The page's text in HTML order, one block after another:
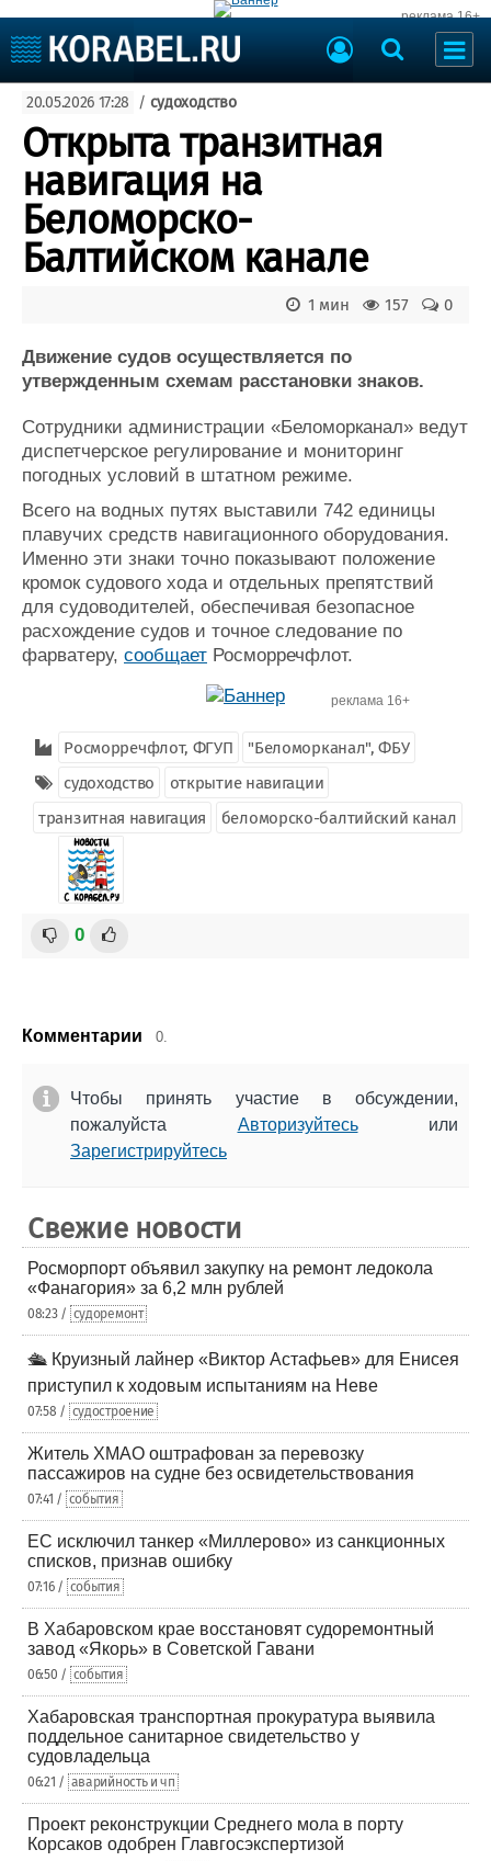
реклама 16+
Судоходство
Судоремонт
События
Пресс-релизы
Порты
Рыболовство
ВМФ
Образование
Яхты и катера
Еще
Пульс
Новости
Репутация
Работа
Крюинг
Журнал
Реклама
Доска объявлений
Продажа флота
Изделия
Материалы
Услуги
Конференции
Выставки и семинары
Личности
Флот
Галерея флота
Форум
Все службы
20.05.2026 17:28 / судоходство
Открыта транзитная
навигация на
Беломорско-
Балтийском канале
0
157
1 мин
Движение судов осуществляется по
утвержденным схемам расстановки знаков.
Сотрудники администрации «Беломорканал» ведут
диспетчерское регулирование и мониторинг
погодных условий в штатном режиме.
Всего на водных путях выставили 742 единицы
плавучих средств навигационного оборудования.
Именно эти знаки точно показывают положение
кромок судового хода и отдельных препятствий
для судоводителей, обеспечивая безопасное
расхождение судов и точное следование по
фарватеру, сообщает Росморречфлот.
реклама 16+
Росморречфлот, ФГУП
"Беломорканал", ФБУ
судоходство
открытие навигации
транзитная навигация
беломорско-балтийский канал
0
Комментарии 0.
Чтобы принять участие в обсуждении,
пожалуйста Авторизуйтесьили
Зарегистрируйтесь
Свежие новости
Росморпорт объявил закупку на ремонт ледокола
«Фанагория» за 6,2 млн рублей
08:23 / судоремонт
🛳️ Круизный лайнер «Виктор Астафьев» для Енисея
приступил к ходовым испытаниям на Неве
07:58 / судостроение
Житель ХМАО оштрафован за перевозку
пассажиров на судне без освидетельствования
07:41 / события
ЕС исключил танкер «Миллерово» из санкционных
списков, признав ошибку
07:16 / события
В Хабаровском крае восстановят судоремонтный
завод «Якорь» в Советской Гавани
06:50 / события
Хабаровская транспортная прокуратура выявила
поддельное санитарное свидетельство у
судовладельца
06:21 / аварийность и чп
Проект реконструкции Среднего мола в порту
Корсаков одобрен Главгосэкспертизой